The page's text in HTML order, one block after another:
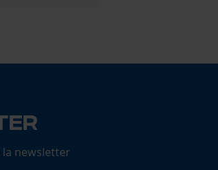
la newsletter